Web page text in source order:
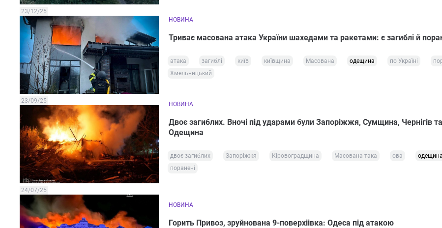
23/12/25
НОВИНА
Триває масована атака України шахедами та ракетами: є загиблі й
атака загиблі київ київщина Масована одещина по Україні
Хмельницький
23/09/25 НОВИНА
Двоє загиблих. Вночі під ударами були Запоріжжя, Сумщина, Чернігів та
Одещина
двоє загиблих Запоріжжя Кіровоградщина Масована така ова
одещина
поранені
24/07/25
НОВИНА
Горить Привоз, зруйнована 9-поверхіівка: Одеса під атакою